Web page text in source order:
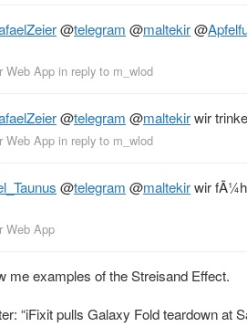
@telegram @maltekir@
Web App in reply to m_wlod
@telegram @maltekirwir
Web App in reply to m_wlod
@telegram @maltekirwir
Web App
me examples of the Streisand Effect.
“iFixit pulls Galaxy Fold teardown at